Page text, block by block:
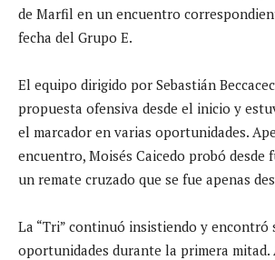
de Marfil en un encuentro
fecha del Grupo E.
El equipo dirigido por Sebastián
propuesta ofensiva desde el inicio y
el marcador en varias oportunidades.
encuentro, Moisés Caicedo probó desde
un remate cruzado que se fue apenas
La “Tri” continuó insistiendo y encontró
oportunidades durante la primera mitad.